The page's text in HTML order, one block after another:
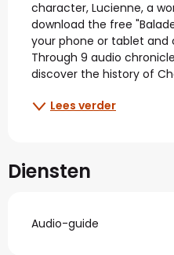
character, Lucienne, a
download the free
your phone or tablet and
Through 9 audio
discover the history of
Lees verder
Diensten
Audio-guide